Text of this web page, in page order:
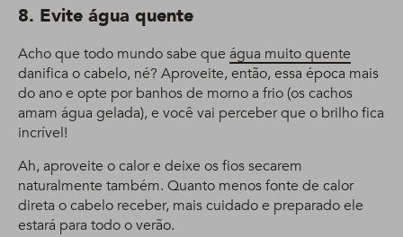
8. Evite água quente
Acho que todo mundo sabe que água muito quente
danifica o cabelo, né? Aproveite, então, essa época mais
do ano e opte por banhos de morno a frio (os cachos
amam água gelada), e você vai perceber que o brilho fica
incrível!
Ah, aproveite o calor e deixe os fios secarem
naturalmente também. Quanto menos fonte de calor
direta o cabelo receber, mais cuidado e preparado ele
estará para todo o verão.